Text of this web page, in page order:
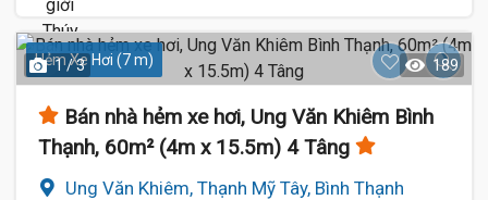
Hẻm Xe Hơi (7 m)
1 / 3 189
Bán nhà hẻm xe hơi, Ung Văn Khiêm Bình
Thạnh, 60m² (4m x 15.5m) 4 Tâng
Ung Văn Khiêm, Thạnh Mỹ Tây, Bình Thạnh